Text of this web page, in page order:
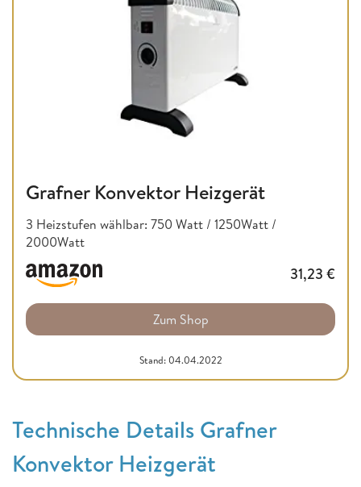
Grafner Konvektor Heizgerät
3 Heizstufen wählbar: 750 Watt / 1250Watt /
2000Watt
31,23 €
Zum Shop
Stand: 04.04.2022
Technische Details Grafner
Konvektor Heizgerät